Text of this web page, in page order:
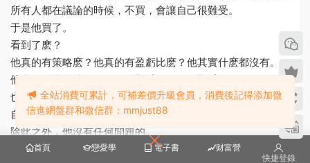
所有人都在議論的時候，不買，會讓自己很難受。
于是他買了。
看到了麽？
他真的有策略麽？他真的有盈虧比麽？他其實什麽都沒有。
他真正的指标就一個，自己難受，還是不難受。
也就是說，他不投資，是爲了讓自己好受，投資，也是爲了讓
自己好受。
除此之外，他沒有任何問題的。
他嘴裏可以幻化出一千個問題，但骨子裏，其實就一個問題，
首頁 戀愛學 電子書
财富營
快捷登錄
全站消費可累計，可補差價升級會員，消費後記得添加微
信進網盤群和微信群：mmjust88